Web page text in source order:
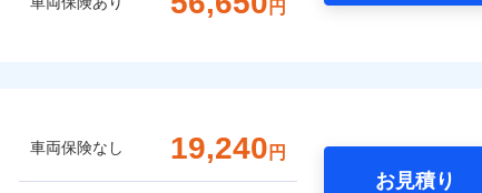
円
車両保険なし 19,240 円
お見積り